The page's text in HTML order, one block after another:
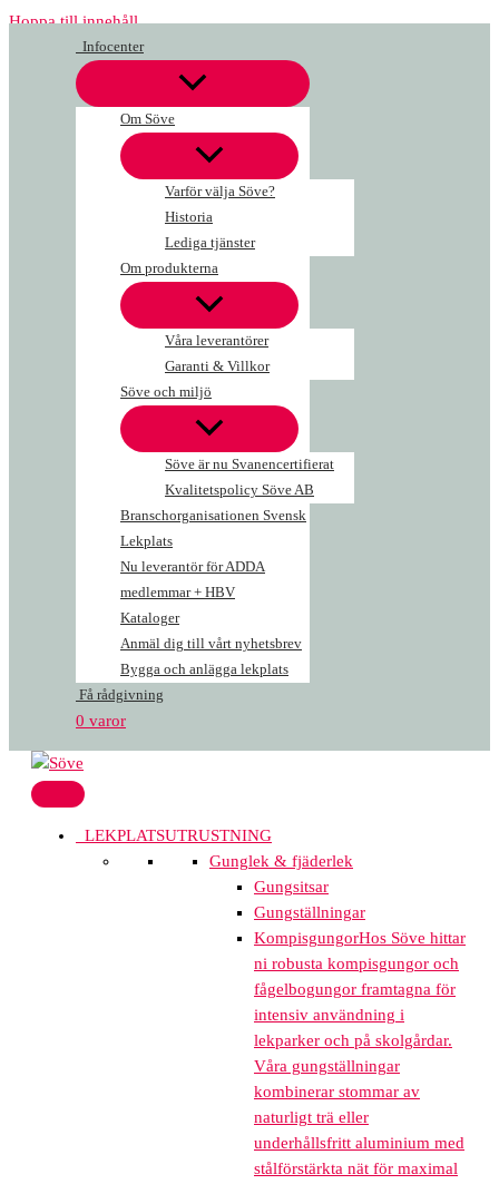
Hoppa till innehåll
Infocenter
Om Söve
Varför välja Söve?
Historia
Lediga tjänster
Om produkterna
Våra leverantörer
Garanti & Villkor
Söve och miljö
Söve är nu Svanencertifierat
Kvalitetspolicy Söve AB
Branschorganisationen Svensk
Lekplats
Nu leverantör för ADDA
medlemmar + HBV
Kataloger
Anmäl dig till vårt nyhetsbrev
Bygga och anlägga lekplats
Få rådgivning
0 varor
LEKPLATSUTRUSTNING
Gunglek & fjäderlek
Gungsitsar
Gungställningar
KompisgungorHos Söve hittar
ni robusta kompisgungor och
fågelbogungor framtagna för
intensiv användning i
lekparker och på skolgårdar.
Våra gungställningar
kombinerar stommar av
naturligt trä eller
underhållsfritt aluminium med
stålförstärkta nät för maximal